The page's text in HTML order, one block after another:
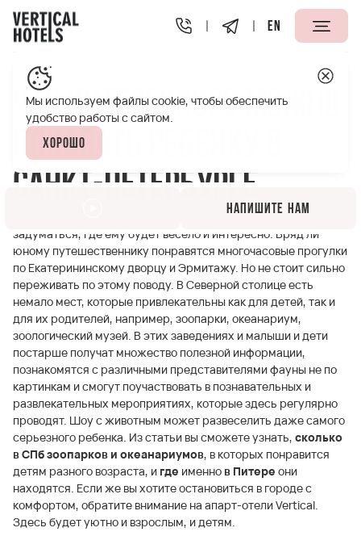
EN
Апарт-отели Vertical Что
Что интересного можно
показать ребенку в
Санкт-Петербурге
Если вы едете в город на Неве с ребенком, стоит заранее
задуматься, где ему будет весело и интересно. Вряд ли
юному путешественнику понравятся многочасовые прогулки
по Екатерининскому дворцу и Эрмитажу. Но не стоит сильно
переживать по этому поводу. В Северной столице есть
немало мест, которые привлекательны как для детей, так и
для их родителей, например, зоопарки, океанариум,
зоологический музей. В этих заведениях и малыши и дети
постарше получат множество полезной информации,
познакомятся с различными представителями фауны не по
картинкам и смогут поучаствовать в познавательных и
развлекательных мероприятиях, которые здесь регулярно
проводят. Шоу с животным может развеселить даже самого
серьезного ребенка. Из статьи вы сможете узнать, сколько
в СПб зоопарков и океанариумов, в которых понравится
детям разного возраста, и где именно в Питере они
находятся. Если же вы хотите остановиться в городе с
комфортом, обратите внимание на апарт-отели Vertical.
Здесь будет уютно и взрослым, и детям.
Мы используем файлы cookie, чтобы обеспечить
удобство работы с сайтом.
Хорошо
Напишите нам